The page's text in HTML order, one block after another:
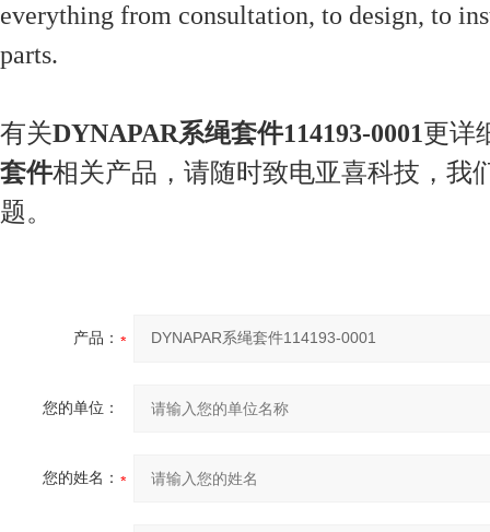
everything from consultation, to design, to
parts.
有关DYNAPAR系绳套件114193-0001更详
套件相关产品，请随时致电亚喜科技，我
题。
产品：
您的单位：
您的姓名：